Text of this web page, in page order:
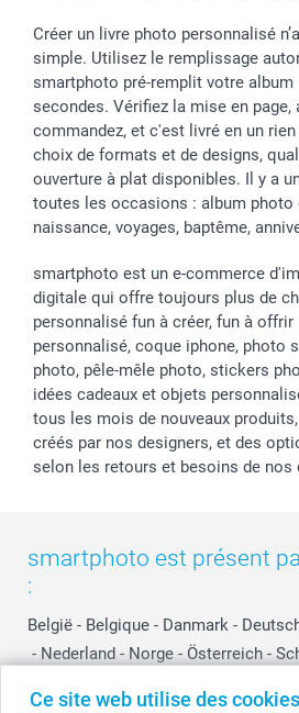
Ce site web utilise des
Créer un livre photo personnalisé
simple. Utilisez le remplissage
smartphoto pré-remplit votre album
secondes. Vérifiez la mise en page,
commandez, et c'est livré en un rien
choix de formats et de designs,
ouverture à plat disponibles. Il y a
toutes les occasions : album photo
naissance, voyages, baptême,
smartphoto est un e-commerce
digitale qui offre toujours plus de
personnalisé fun à créer, fun à
personnalisé, coque iphone, photo
photo, pêle-mêle photo, stickers
idées cadeaux et objets
tous les mois de nouveaux
créés par nos designers, et des
selon les retours et besoins de nos
smartphoto est présent
:
België - Belgique - Danmark -
- Nederland - Norge - Österreich -
Other Countries